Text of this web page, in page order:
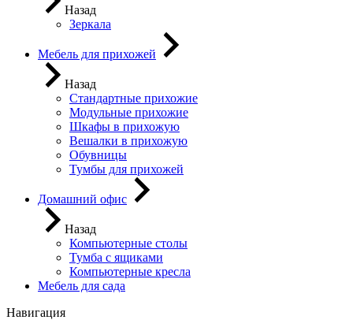
Назад
Зеркала
Мебель для прихожей
Назад
Стандартные прихожие
Модульные прихожие
Шкафы в прихожую
Вешалки в прихожую
Обувницы
Тумбы для прихожей
Домашний офис
Назад
Компьютерные столы
Тумба с ящиками
Компьютерные кресла
Мебель для сада
Навигация